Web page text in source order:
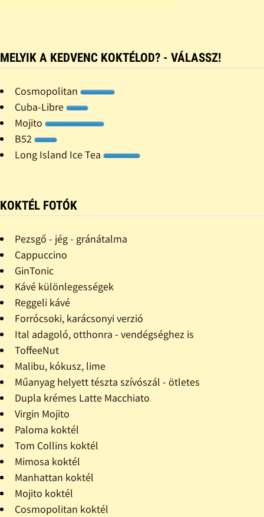
MELYIK A KEDVENC KOKTÉLOD? - VÁLASSZ!
Cosmopolitan
Cuba-Libre
Mojito
B52
Long Island Ice Tea
KOKTÉL FOTÓK
Pezsgő - jég - gránátalma
Cappuccino
GinTonic
Kávé különlegességek
Reggeli kávé
Forrócsoki, karácsonyi verzió
Ital adagoló, otthonra - vendégséghez is
ToffeeNut
Malibu, kókusz, lime
Műanyag helyett tészta szívószál - ötletes
Dupla krémes Latte Macchiato
Virgin Mojito
Paloma koktél
Tom Collins koktél
Mimosa koktél
Manhattan koktél
Mojito koktél
Cosmopolitan koktél